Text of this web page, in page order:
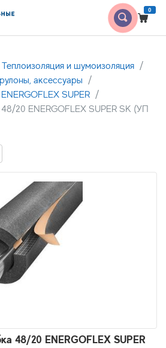
0
Теплоизоляция и шумоизоляция
аксессуары
SUPER
20 ENERGOFLEX SUPER SK (УП
48/20 ENERGOFLEX SUPER